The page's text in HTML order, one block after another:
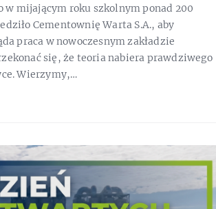
w mijającym roku szkolnym ponad 200
Cementownię Warta S.A., aby
praca w nowoczesnym zakładzie
się, że teoria nabiera prawdziwego
Wierzymy,…